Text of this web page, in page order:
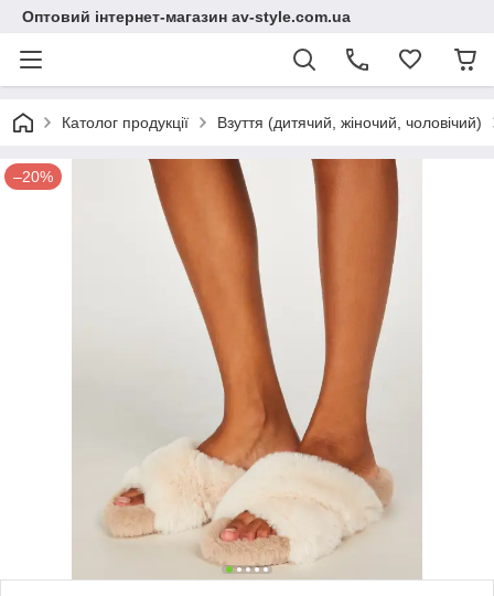
Оптовий інтернет-магазин av-style.com.ua
Католог продукції Взуття (дитячий, жіночий, чоловічий)
–20%